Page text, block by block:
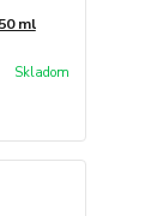
ml
Skladom